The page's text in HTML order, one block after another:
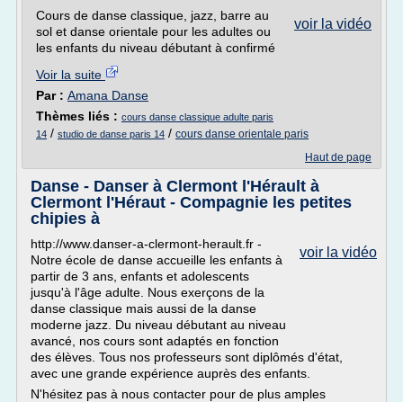
voir la vidéo
Cours de danse classique, jazz, barre au
sol et danse orientale pour les adultes ou
les enfants du niveau débutant à confirmé
Voir la suite
Par : Amana Danse
Thèmes liés : cours danse classique adulte paris
14 / studio de danse paris 14 / cours danse orientale paris
Haut de page
Danse - Danser à Clermont l'Hérault à
Clermont l'Héraut - Compagnie les petites
chipies à
voir la vidéo
http://www.danser-a-clermont-herault.fr -
Notre école de danse accueille les enfants à
partir de 3 ans, enfants et adolescents
jusqu'à l'âge adulte. Nous exerçons de la
danse classique mais aussi de la danse
moderne jazz. Du niveau débutant au niveau
avancé, nos cours sont adaptés en fonction
des élèves. Tous nos professeurs sont diplômés d'état,
avec une grande expérience auprès des enfants.
N'hésitez pas à nous contacter pour de plus amples